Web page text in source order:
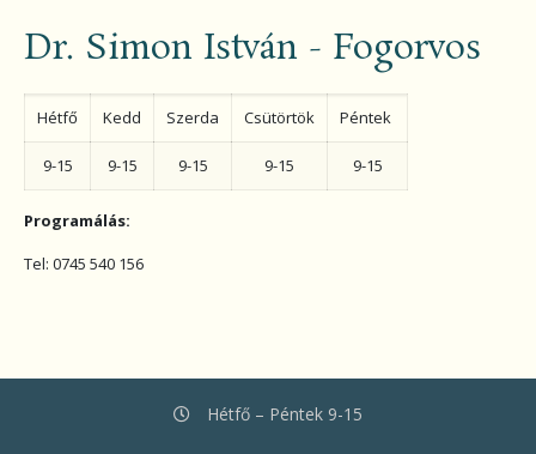
Dr. Simon István - Fogorvos
Hétfő Kedd Szerda Csütörtök Péntek
9-15 9-15 9-15 9-15 9-15
Programálás:
Tel: 0745 540 156
Hétfő – Péntek 9-15